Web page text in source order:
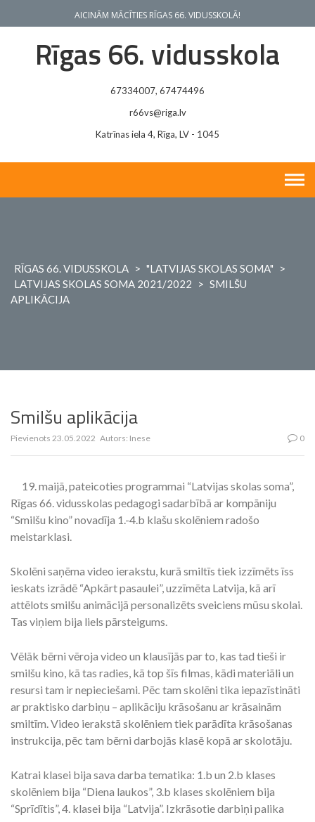
AICINĀM MĀCĪTIES RĪGAS 66. VIDUSSKOLĀ!
Rīgas 66. vidusskola
67334007, 67474496
r66vs@riga.lv
Katrīnas iela 4, Rīga, LV - 1045
RĪGAS 66. VIDUSSKOLA > "LATVIJAS SKOLAS SOMA"
>
LATVIJAS SKOLAS SOMA 2021/2022
> SMILŠU
APLIKĀCIJA
Smilšu aplikācija
Pievienots 23.05.2022 Autors: Inese 0
19. maijā, pateicoties programmai “Latvijas skolas soma”,
Rīgas 66. vidusskolas pedagogi sadarbībā ar kompāniju
“Smilšu kino” novadīja 1.-4.b klašu skolēniem radošo
meistarklasi.
Skolēni saņēma video ierakstu, kurā smiltīs tiek izzīmēts īss
ieskats izrādē “Apkārt pasaulei”, uzzīmēta Latvija, kā arī
attēlots smilšu animācijā personalizēts sveiciens mūsu skolai.
Tas viņiem bija liels pārsteigums.
Vēlāk bērni vēroja video un klausījās par to, kas tad tieši ir
smilšu kino, kā tas radies, kā top šīs filmas, kādi materiāli un
resursi tam ir nepieciešami. Pēc tam skolēni tika iepazīstināti
ar praktisko darbiņu – aplikāciju krāsošanu ar krāsainām
smiltīm. Video ierakstā skolēniem tiek parādīta krāsošanas
instrukcija, pēc tam bērni darbojās klasē kopā ar skolotāju.
Katrai klasei bija sava darba tematika: 1.b un 2.b klases
skolēniem bija “Diena laukos”, 3.b klases skolēniem bija
“Sprīdītis”, 4. klasei bija “Latvija”. Izkrāsotie darbiņi palika